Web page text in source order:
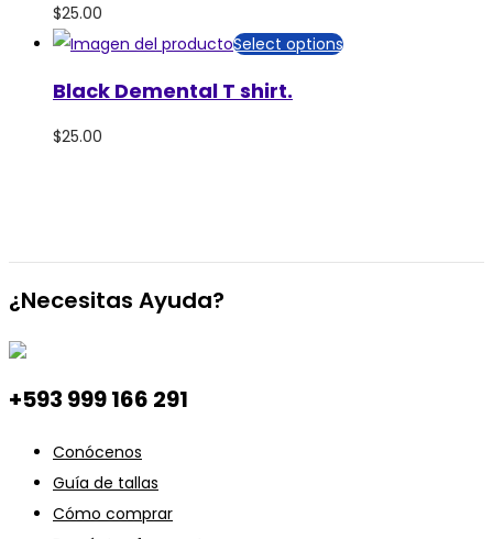
$25.00
Select options
Black Demental T shirt.
$25.00
¿Necesitas Ayuda?
+593 999 166 291
Conócenos
Guía de tallas
Cómo comprar